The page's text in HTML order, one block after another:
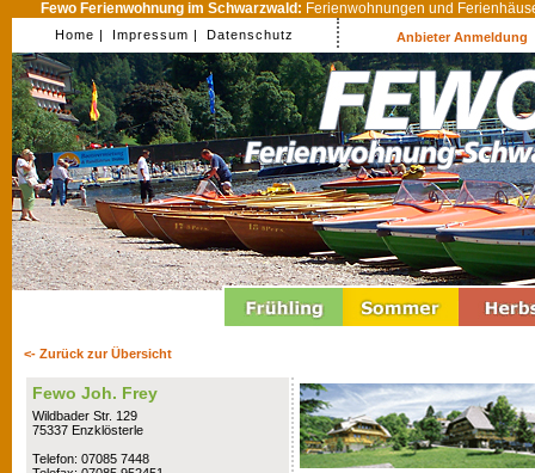
Fewo Ferienwohnung im Schwarzwald: Ferienwohnungen und
Home | Impressum | Datenschutz Anbieter Anmeldung
<- Zurück zur Übersicht
Fewo Joh. Frey
Wildbader Str. 129
75337 Enzklösterle
Telefon: 07085 7448